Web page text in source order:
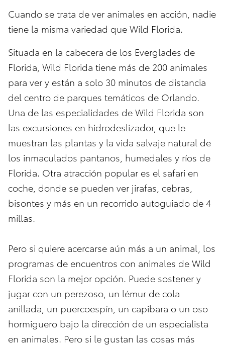
Cuando se trata de ver animales en acción, nadie
tiene la misma variedad que Wild Florida.
Situada en la cabecera de los Everglades de
Florida, Wild Florida tiene más de 200 animales
para ver y están a solo 30 minutos de distancia
del centro de parques temáticos de Orlando.
Una de las especialidades de Wild Florida son
las excursiones en hidrodeslizador, que le
muestran las plantas y la vida salvaje natural de
los inmaculados pantanos, humedales y ríos de
Florida. Otra atracción popular es el safari en
coche, donde se pueden ver jirafas, cebras,
bisontes y más en un recorrido autoguiado de 4
millas.
Pero si quiere acercarse aún más a un animal, los
programas de encuentros con animales de Wild
Florida son la mejor opción. Puede sostener y
jugar con un perezoso, un lémur de cola
anillada, un puercoespín, un capibara o un oso
hormiguero bajo la dirección de un especialista
en animales. Pero si le gustan las cosas más